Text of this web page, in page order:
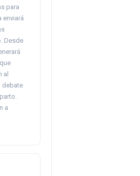
para
enviará
Desde
al
debate
a